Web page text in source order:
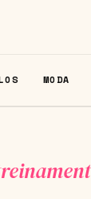
MODA